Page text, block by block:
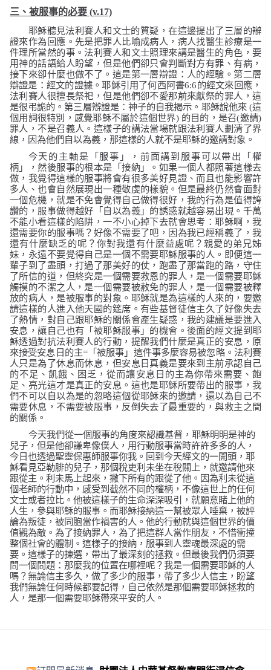
三、被服事的必要 (v.17)
耶穌聽見法利賽人和文士的質疑，在這邊提出了三層的辯
證來作為回應。先是把罪人比喻成病人，病人找醫生診療是一
件理所當然的事。法利賽人和文士照理來講是醫生的角色，要
用神的話語給人盼望，但是他們卻只會判斷對方有罪、有病，
接下來卻什麼也做不了。這是第一層辯證：人的經驗。第二層
辯證是：經文的證據。耶穌引用了何西阿書6:6的經文來回應，
法利賽人很擅長祭祀，但是他們卻不愛那前來獻祭的罪人，這
是很弔詭的。第三層辯證是：神子的自我揭示。耶穌說他來(這
個用詞很特別，感覺耶穌不屬於這個世界) 的目的，是召(邀請)
罪人，不是召義人。這樣子的講法當場就跟法利賽人劃清了界
線，因為他們自以為義，那這樣的人就不是耶穌的邀請對象。
今天的主軸是「服事」，前面講到服事可以帶出「權
柄」，然後服事的根本是「接納」。如果一個人都照著這樣去
做，我覺得這樣的服事將會有很多美好見證、而且也能影響許
多人、也會自然展現出一種敬虔的樣貌。但是最終仍然會面對
一個危機，就是不免會覺得自己做得很好，我的行為是值得誇
讚的，服事做得越好「自以為義」的誘惑就越容易出現。千萬
不能小看這樣的陷阱，一不小心掉下去就會思考：耶穌啊，我
還需要你的服事嗎？好像不需要了吧，因為我已經稱義了，我
還有什麼缺乏的呢？你對我還有什麼益處呢？親愛的弟兄姊
妹，永遠不要覺得自己是一個不需要耶穌服事的人。即便這一
輩子到了盡頭，打過了那美好的仗，跑盡了那當跑的路，守住
了所信的道，但終究是一個需要救恩的罪人，是一個需要耶穌
觸摸的不潔之人，是一個需要被赦免的罪人，是一個需要被釋
放的病人，是被服事的對象。耶穌就是為這樣的人來的，要邀
請這樣的人進入他天國的筵席。有些基督徒信主久了好像失去
了熱情，對自己跟耶穌的關係會產生疑惑，我的建議是要進入
安息，讓自己也有「被耶穌服事」的機會。後面的經文提到耶
穌透過對抗法利賽人的行動，提醒我們什麼是真正的安息，原
來接受安息日的主=「被服事」這件事多麼容易被忽略。法利賽
人只是為了休息而休息，但安息日真義是要來到主前承認自己
的不足、飢餓、困乏，從而讓安息日的主為你帶來需要、飽
足、亮光這才是真正的安息。這也是耶穌所要帶出的服事，我
們不可以自以為是的忽略這個從耶穌來的邀請，還以為自己不
需要休息，不需要被服事，反倒失去了最重要的，與救主之間
的關係。
今天我們從一個服事的角度來認識基督，耶穌明明是神的
兒子，但是他卻謙卑像僕人，用行動服事當時許許多多的人，
今日也透過聖靈保惠師服事你我。回到今天經文的一開頭，耶
穌看見亞勒腓的兒子，那個稅吏利未坐在稅關上，就邀請他來
跟從主。利未馬上起來，撇下所有的跟從了他。因為利未從這
個老師的行動中，感受到截然不同的權柄，不像這世上的任何
文士或者拉比。他被這樣子的生命深深吸引，就願意賭上他的
人生，參與耶穌的服事。而耶穌接納這一幫被眾人唾棄，被評
論為叛徒，被同胞當作禍害的人。他的行動就與這個世界的價
值觀為敵。為了接納罪人，為了把這群人當作朋友，不惜衝撞
整個社會的體制。這樣子的接納，服事到人靈魂最深處的需
要。這樣子的揀選，帶出了最深刻的拯救。但最後我們仍須要
問一個問題：那麼我的位置在哪裡呢？我是一個需要耶穌的人
嗎？無論信主多久，做了多少的服事，帶了多少人信主，盼望
我們無論任何時候都要記得，自己依然是那個需要耶穌拯救的
人，是那一個需要耶穌帶來平安的人。